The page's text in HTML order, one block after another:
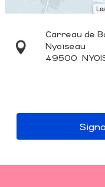
Carreau de
Nyoiseau
49500